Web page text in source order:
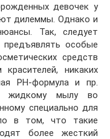
девочек у
дилеммы. Однако и
Так, следует
особые
средств
никаких
РН-формула и пр.
жидкому мылу во
специально для
в том, что такие
более жесткий